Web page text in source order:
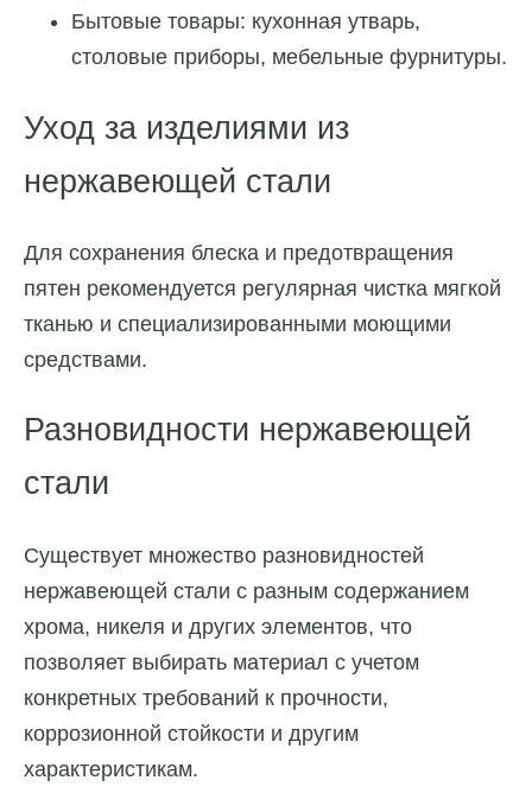
Бытовые товары: кухонная утварь,
столовые приборы, мебельные фурнитуры.
Уход за изделиями из
нержавеющей стали
Для сохранения блеска и предотвращения
пятен рекомендуется регулярная чистка мягкой
тканью и специализированными моющими
средствами.
Разновидности нержавеющей
стали
Существует множество разновидностей
нержавеющей стали с разным содержанием
хрома, никеля и других элементов, что
позволяет выбирать материал с учетом
конкретных требований к прочности,
коррозионной стойкости и другим
характеристикам.